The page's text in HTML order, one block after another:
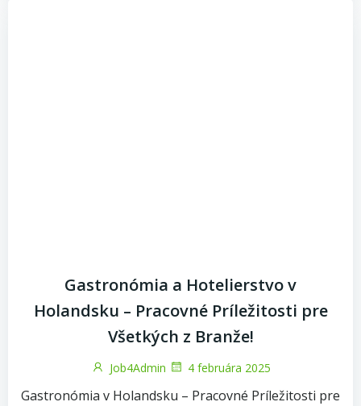
Gastronómia a Hotelierstvo v
Holandsku – Pracovné Príležitosti pre
Všetkých z Branže!
Job4Admin 4 februára 2025
Gastronómia v Holandsku – Pracovné Príležitosti pre